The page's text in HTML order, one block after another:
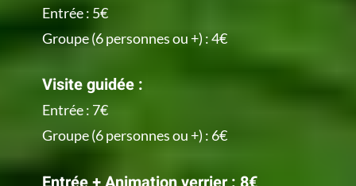
Entrée : 5€
Groupe (6 personnes ou +) : 4€
Visite guidée :
Entrée : 7€
Groupe (6 personnes ou +) : 6€